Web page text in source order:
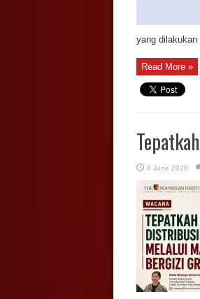
yang
Read More »
8 June 2026